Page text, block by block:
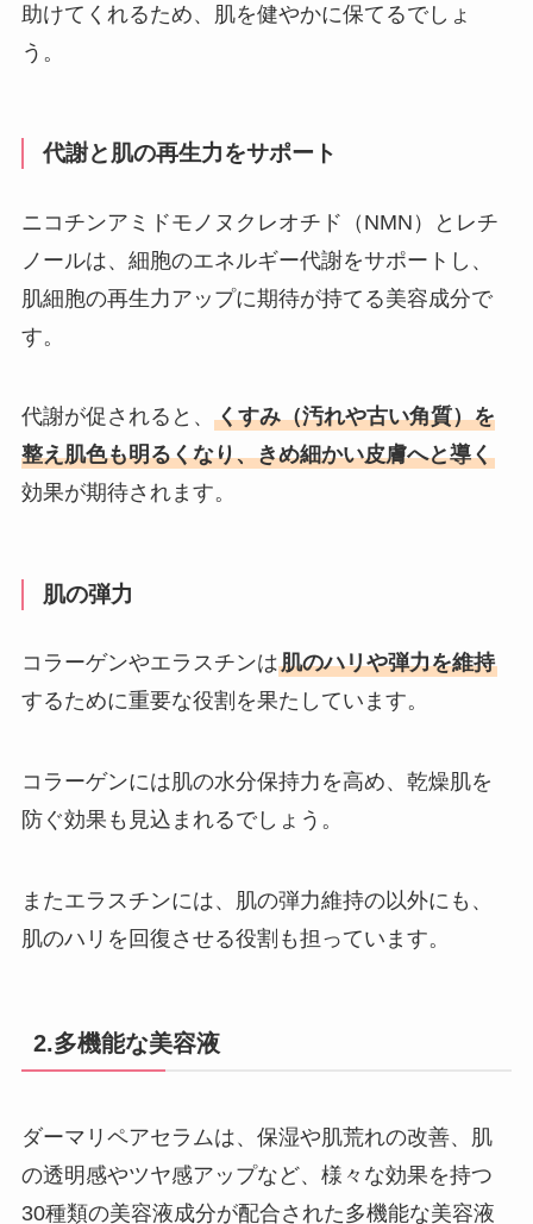
助けてくれるため、肌を健やかに保てるでしょ
う。
代謝と肌の再生力をサポート
ニコチンアミドモノヌクレオチド（NMN）とレチ
ノールは、細胞のエネルギー代謝をサポートし、
肌細胞の再生力アップに期待が持てる美容成分で
す。
代謝が促されると、 くすみ（汚れや古い角質）を
整え肌色も明るくなり、きめ細かい皮膚へと導く
効果が期待されます。
肌の弾力
コラーゲンやエラスチンは肌のハリや弾力を維持
するために重要な役割を果たしています。
コラーゲンには肌の水分保持力を高め、乾燥肌を
防ぐ効果も見込まれるでしょう。
またエラスチンには、肌の弾力維持の以外にも、
肌のハリを回復させる役割も担っています。
2.多機能な美容液
ダーマリペアセラムは、保湿や肌荒れの改善、肌
の透明感やツヤ感アップなど、様々な効果を持つ
30種類の美容液成分が配合された多機能な美容液